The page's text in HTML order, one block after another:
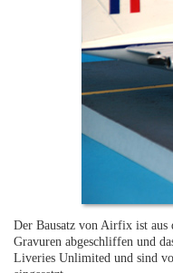
Der Bausatz von Airfix ist aus
Gravuren abgeschliffen und
Liveries Unlimited und sind